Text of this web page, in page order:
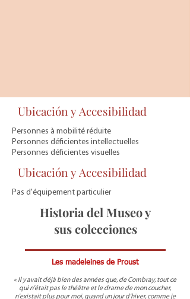
Ubicación y Accesibilidad
Personnes à mobilité réduite
Personnes déficientes intellectuelles
Personnes déficientes visuelles
Ubicación y Accesibilidad
Pas d'équipement particulier
Historia del Museo y
sus colecciones
Les madeleines de Proust
« Il y avait déjà bien des années que, de Combray, tout ce
qui n'était pas le théâtre et le drame de mon coucher,
n'existait plus pour moi, quand un jour d'hiver, comme je